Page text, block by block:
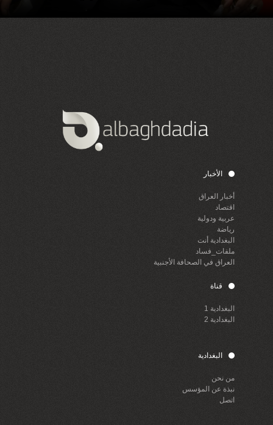
الأخبار
أخبار العراق
اقتصاد
عربية ودولية
رياضة
البغدادية أنت
ملفات_فساد
العراق في الصحافة الأجنبية
قناة
البغدادية 1
البغدادية 2
البغدادية
من نحن
نبذة عن المؤسس
اتصل